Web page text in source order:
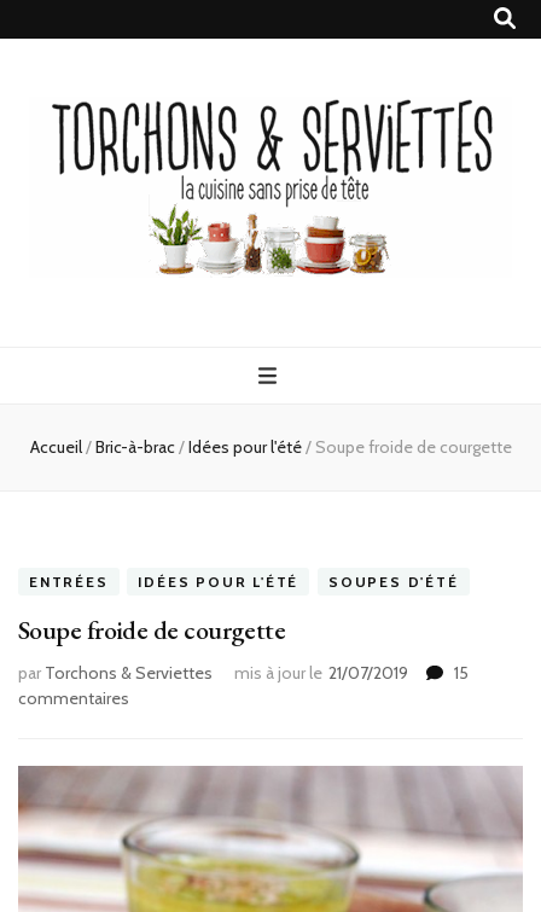
Serviettes
Accueil/Bric-à-brac/Idées pour l'été/ Soupe froide de courgette
ENTRÉES IDÉES POUR L'ÉTÉ SOUPES D'ÉTÉ
Soupe froide de courgette
par Torchons & Serviettes mis à jour le 21/07/2019
15
commentaires
de
courgette